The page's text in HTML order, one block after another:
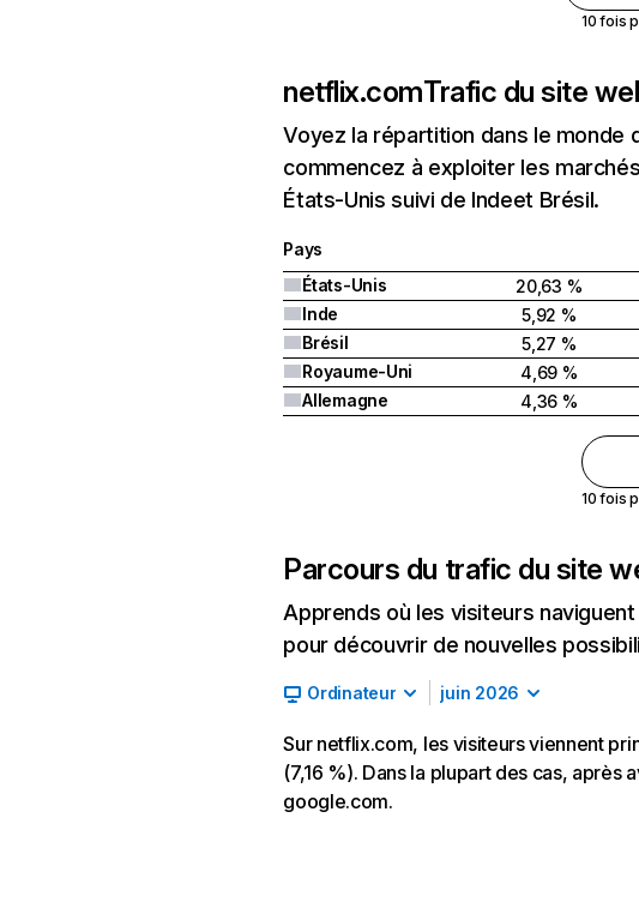
10 fois
netflix.comTrafic du site
Voyez la répartition dans le
commencez à exploiter les
États-Unis suivi de Indeet Brésil.
Pays
États-Unis
20,63 %
Inde
5,92 %
Brésil
5,27 %
Royaume-Uni
4,69 %
Allemagne
4,36 %
10 fois
Parcours du trafic du site
Apprends où les visiteurs
pour découvrir de nouvelles
Ordinateur juin 2026
Sur netflix.com, les visiteurs viennent
(7,16 %). Dans la plupart des cas,
google.com.